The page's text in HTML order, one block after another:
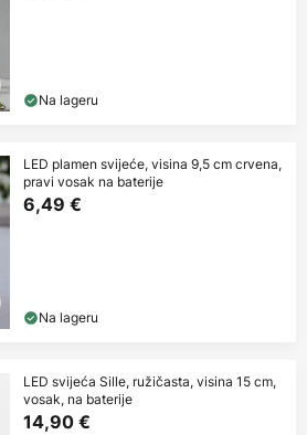
Na lageru
LED plamen svijeće, visina 9,5 cm crvena,
pravi vosak na baterije
6,49 €
Na lageru
LED svijeća Sille, ružičasta, visina 15 cm,
vosak, na baterije
14,90 €